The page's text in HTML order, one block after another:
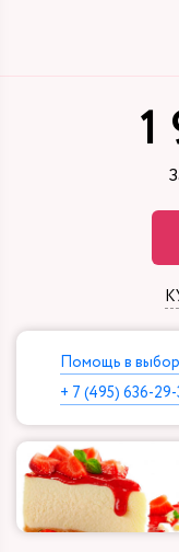
1
Помощь в
+ 7 (495) 636-